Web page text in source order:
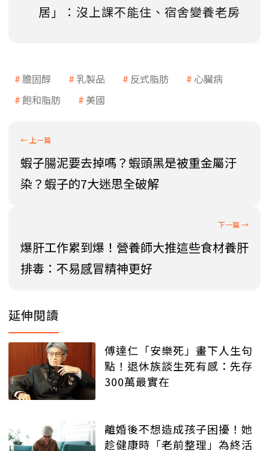
居」：沒上課不能住、宿舍變養老房
膽固醇 乳製品 反式脂肪
心臟病
飽和脂肪
美國
蝦子腸泥要去掉嗎？蝦頭黑是被重金屬汙
染？蝦子的7大迷思全破解
爆肝工作累到爆！營養師大推這些食材養肝
排毒：不易感冒精神更好
延伸閱讀
傅達仁「安樂死」畫下人生句
點！退休族談生死有感：先存
300萬最實在
離婚後不想造成孩子困擾！她
趁健康時「老前整理」為終活